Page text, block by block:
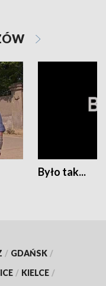
Było tak...
/ GDAŃSK /
/ KIELCE /